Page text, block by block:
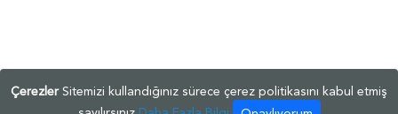
Çerezler Sitemizi kullandığınız sürece çerez politikasını kabul etmiş